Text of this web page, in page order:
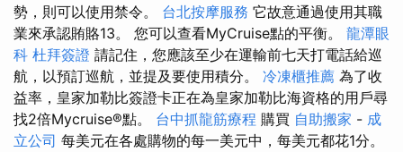
勢，則可以使用禁令。 台北按摩服務 它故意通過使用其職
業來承認賄賂13。 您可以查看MyCruise點的平衡。 龍潭眼
科 杜拜簽證 請記住，您應該至少在運輸前七天打電話給巡
航，以預訂巡航，並提及要使用積分。 冷凍櫃推薦 為了收
益率，皇家加勒比簽證卡正在為皇家加勒比海資格的用戶尋
找2倍Mycruise®點。 台中抓龍筋療程 購買 自助搬家 - 成
立公司 每美元在各處購物的每一美元中，每美元都花1分。